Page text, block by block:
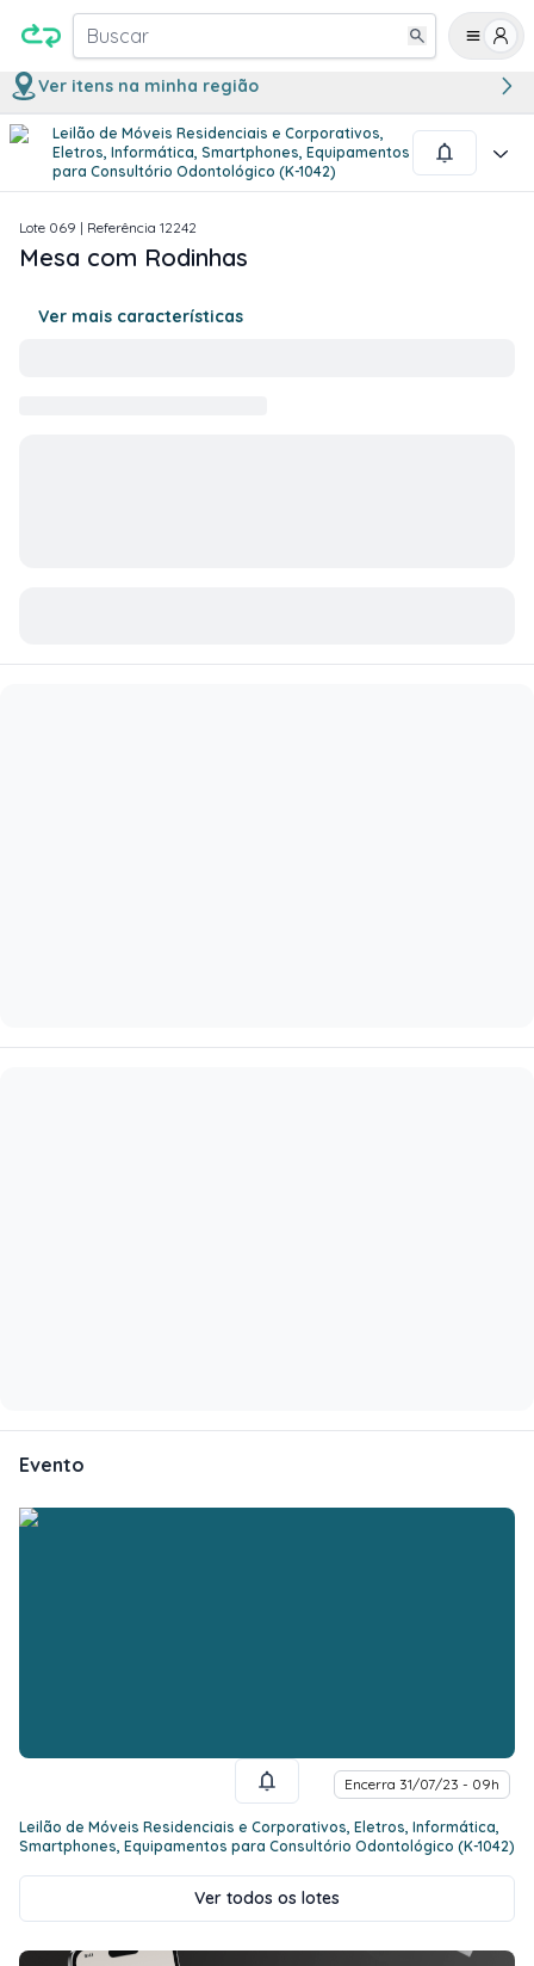
Buscar
Ver itens na minha região
Leilão de Móveis Residenciais e Corporativos,
Eletros, Informática, Smartphones, Equipamentos
para Consultório Odontológico (K-1042)
/2
Lote 069 | Referência 12242
Mesa com Rodinhas
Ver mais características
Evento
Encerra 31/07/23 - 09h
Leilão de Móveis Residenciais e Corporativos, Eletros, Informática,
Smartphones, Equipamentos para Consultório Odontológico (K-1042)
Ver todos os lotes